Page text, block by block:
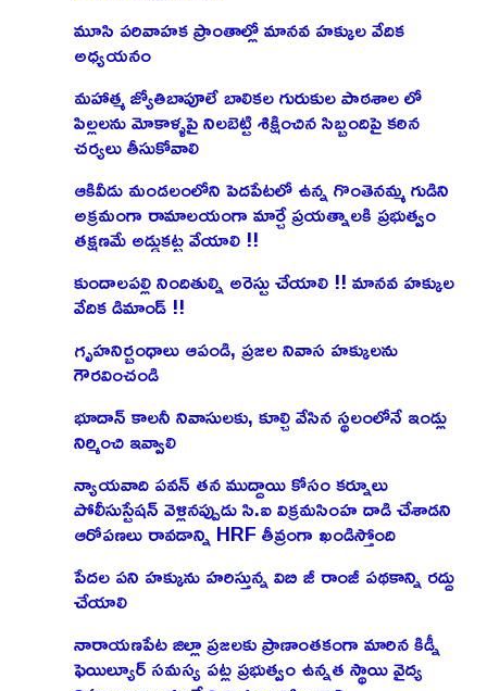
మూసి పరివాహక ప్రాంతాల్లో మానవ హక్కుల వేదిక
అధ్యయనం
మహాత్మ జ్యోతిబాపూలే బాలికల గురుకుల పాఠశాల లో
పిల్లలను మోకాళ్ళపై నిలబెట్టి శిక్షించిన సిబ్బందిపై కఠిన
చర్యలు తీసుకోవాలి
ఆకివీడు మండలంలోని పెదపేటలో ఉన్న గొంతెనమ్మ గుడిని
అక్రమంగా రామాలయంగా మార్చే ప్రయత్నాలకి ప్రభుత్వం
తక్షణమే అడ్డుకట్ట వేయాలి !!
కుందాలపల్లి నిందితుల్ని అరెస్టు చేయాలి !! మానవ హక్కుల
వేదిక డిమాండ్ !!
గృహనిర్బంధాలు ఆపండి, ప్రజల నివాస హక్కులను
గౌరవించండి
భూదాన్ కాలనీ నివాసులకు, కూల్చి వేసిన స్థలంలోనే ఇండ్లు
నిర్మించి ఇవ్వాలి
న్యాయవాది పవన్ తన ముద్దాయి కోసం కర్నూలు
పోలీసుస్టేషన్ వెళ్లినప్పుడు సి.ఐ విక్రమసింహ దాడి చేశాడని
ఆరోపణలు రావడాన్ని HRF తీవ్రంగా ఖండిస్తోంది
పేదల పని హక్కును హరిస్తున్న విబి జీ రాంజీ పథకాన్ని రద్దు
చేయాలి
నారాయణపేట జిల్లా ప్రజలకు ప్రాణాంతకంగా మారిన కిడ్నీ
ఫెయిల్యూర్ సమస్య పట్ల ప్రభుత్వం ఉన్నత స్థాయి వైద్య